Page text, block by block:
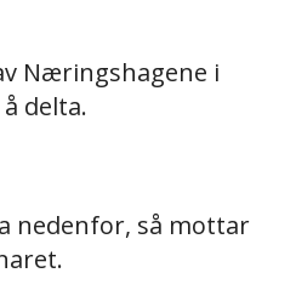
Næringshagene i
delta.
nedenfor, så mottar